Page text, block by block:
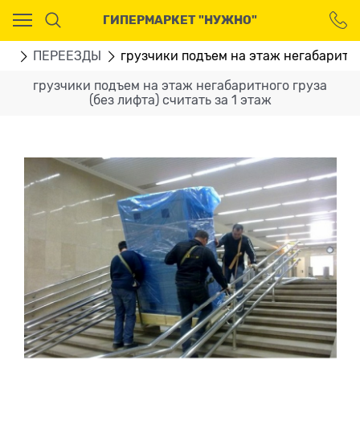
ГИПЕРМАРКЕТ "НУЖНО"
ПЕРЕЕЗДЫ грузчики подъем на этаж
грузчики подъем на этаж негабаритного груза
(без лифта) считать за 1 этаж
Ваш город - Москва,
угадали?
ДА НЕТ